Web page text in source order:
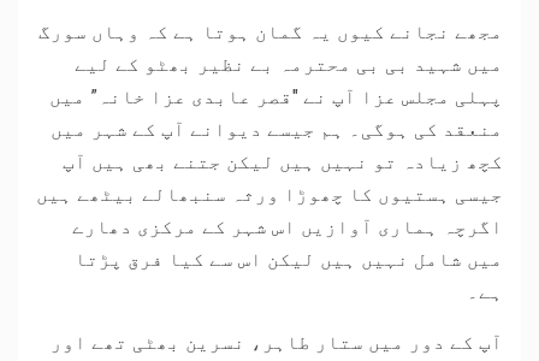
مجھے نجانے کیوں یہ گمان ہوتا ہے کہ وہاں سورگ
میں شہید بی بی محترمہ بے نظیر بھٹو کے لیے
پہلی مجلس عزا آپ نے "قصر عابدی عزا خانہ” میں
منعقد کی ہوگی۔ ہم جیسے دیوانے آپ کے شہر میں
کچھ زیادہ تو نہیں ہیں لیکن جتنے بھی ہیں آپ
جیسی ہستیوں کا چھوڑا ورثہ سنبھالے بیٹھے ہیں
اگرچہ ہماری آوازیں اس شہر کے مرکزی دھارے
میں شامل نہیں ہیں لیکن اس سے کیا فرق پڑتا
ہے۔
آپ کے دور میں ستار طاہر، نسرین بھٹی تھے اور